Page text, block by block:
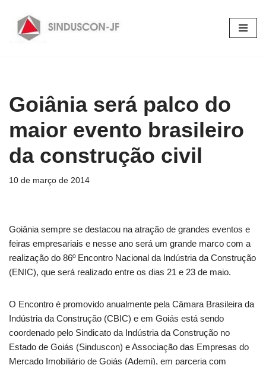
Pular
Goiânia será palco do
maior evento brasileiro
da construção civil
10 de março de 2014
Goiânia sempre se destacou na atração de grandes eventos e
feiras empresariais e nesse ano será um grande marco com a
realização do 86º Encontro Nacional da Indústria da Construção
(ENIC), que será realizado entre os dias 21 e 23 de maio.
O Encontro é promovido anualmente pela Câmara Brasileira da
Indústria da Construção (CBIC) e em Goiás está sendo
coordenado pelo Sindicato da Indústria da Construção no
Estado de Goiás (Sinduscon) e Associação das Empresas do
Mercado Imobiliário de Goiás (Ademi), em parceria com